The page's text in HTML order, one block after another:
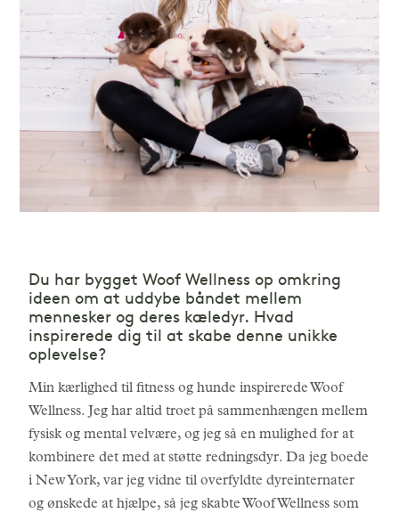
Du har bygget Woof Wellness op omkring
ideen om at uddybe båndet mellem
mennesker og deres kæledyr. Hvad
inspirerede dig til at skabe denne unikke
oplevelse?
Min kærlighed til fitness og hunde inspirerede Woof
Wellness. Jeg har altid troet på sammenhængen mellem
fysisk og mental velvære, og jeg så en mulighed for at
kombinere det med at støtte redningsdyr. Da jeg boede
i New York, var jeg vidne til overfyldte dyreinternater
og ønskede at hjælpe, så jeg skabte Woof Wellness som